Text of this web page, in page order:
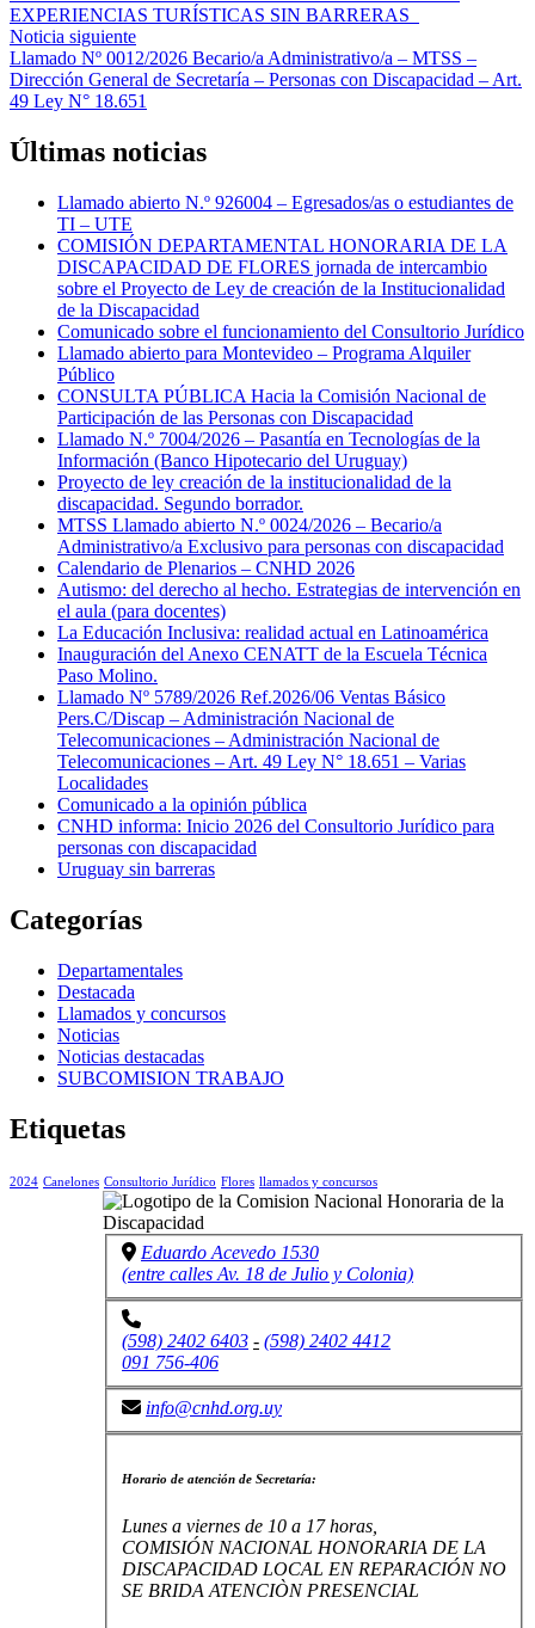
Reading
EXPERIENCIAS TURÍSTICAS SIN BARRERAS
Noticia siguiente
Llamado Nº 0012/2026 Becario/a Administrativo/a – MTSS –
Dirección General de Secretaría – Personas con Discapacidad – Art.
49 Ley N° 18.651
Últimas noticias
Llamado abierto N.º 926004 – Egresados/as o estudiantes de
TI – UTE
COMISIÓN DEPARTAMENTAL HONORARIA DE LA
DISCAPACIDAD DE FLORES jornada de intercambio
sobre el Proyecto de Ley de creación de la Institucionalidad
de la Discapacidad
Comunicado sobre el funcionamiento del Consultorio Jurídico
Llamado abierto para Montevideo – Programa Alquiler
Público
CONSULTA PÚBLICA Hacia la Comisión Nacional de
Participación de las Personas con Discapacidad
Llamado N.º 7004/2026 – Pasantía en Tecnologías de la
Información (Banco Hipotecario del Uruguay)
Proyecto de ley creación de la institucionalidad de la
discapacidad. Segundo borrador.
MTSS Llamado abierto N.º 0024/2026 – Becario/a
Administrativo/a Exclusivo para personas con discapacidad
Calendario de Plenarios – CNHD 2026
Autismo: del derecho al hecho. Estrategias de intervención en
el aula (para docentes)
La Educación Inclusiva: realidad actual en Latinoamérica
Inauguración del Anexo CENATT de la Escuela Técnica
Paso Molino.
Llamado Nº 5789/2026 Ref.2026/06 Ventas Básico
Pers.C/Discap – Administración Nacional de
Telecomunicaciones – Administración Nacional de
Telecomunicaciones – Art. 49 Ley N° 18.651 – Varias
Localidades
Comunicado a la opinión pública
CNHD informa: Inicio 2026 del Consultorio Jurídico para
personas con discapacidad
Uruguay sin barreras
Categorías
Departamentales
Destacada
Llamados y concursos
Noticias
Noticias destacadas
SUBCOMISION TRABAJO
Etiquetas
2024 Canelones Consultorio Jurídico Flores llamados y concursos
Eduardo Acevedo 1530
(entre calles Av. 18 de Julio y Colonia)
(598) 2402 6403 - (598) 2402 4412
091 756-406
info@cnhd.org.uy
Horario de atención de Secretaría:
Lunes a viernes de 10 a 17 horas,
COMISIÓN NACIONAL HONORARIA DE LA
DISCAPACIDAD LOCAL EN REPARACIÓN NO
SE BRIDA ATENCIÒN PRESENCIAL